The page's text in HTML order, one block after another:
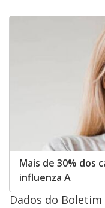
Mais de 30% dos
influenza A
Dados do